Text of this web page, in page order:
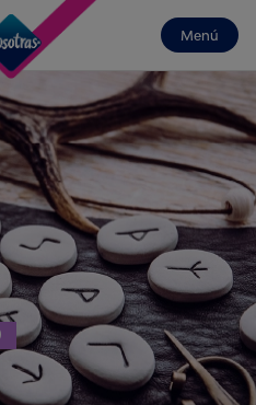
Menú